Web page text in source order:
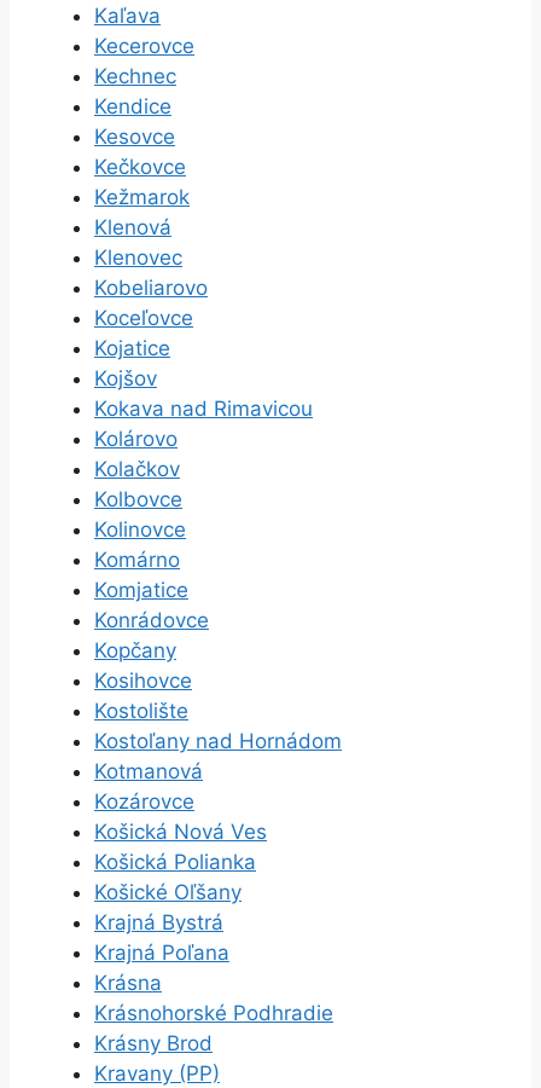
Kaľava
Kecerovce
Kechnec
Kendice
Kesovce
Kečkovce
Kežmarok
Klenová
Klenovec
Kobeliarovo
Koceľovce
Kojatice
Kojšov
Kokava nad Rimavicou
Kolárovo
Kolačkov
Kolbovce
Kolinovce
Komárno
Komjatice
Konrádovce
Kopčany
Kosihovce
Kostolište
Kostoľany nad Hornádom
Kotmanová
Kozárovce
Košická Nová Ves
Košická Polianka
Košické Oľšany
Krajná Bystrá
Krajná Poľana
Krásna
Krásnohorské Podhradie
Krásny Brod
Kravany (PP)